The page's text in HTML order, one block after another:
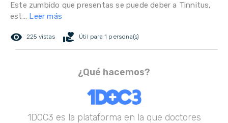
Este zumbido que presentas se puede deber a Tinnitus,
est... Leer más
remove_red_eye 225 vistas volunteer_activism Útil para 1 persona(s)
¿Qué hacemos?
1DOC3 es la plataforma en la que doctores